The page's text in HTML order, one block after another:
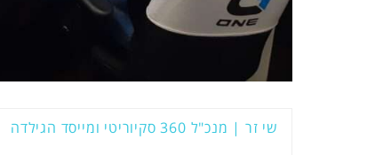
שי זר | מנכ"ל 360 סקיוריטי ומייסד הגילדה